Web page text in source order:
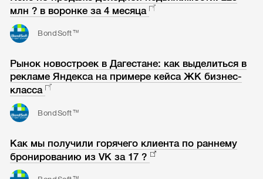
млн ? в воронке за 4 месяца
BondSoft™
Рынок новостроек в Дагестане: как выделиться в
рекламе Яндекса на примере кейса ЖК бизнес-
класса
BondSoft™
Как мы получили горячего клиента по раннему
бронированию из VK за 17 ?